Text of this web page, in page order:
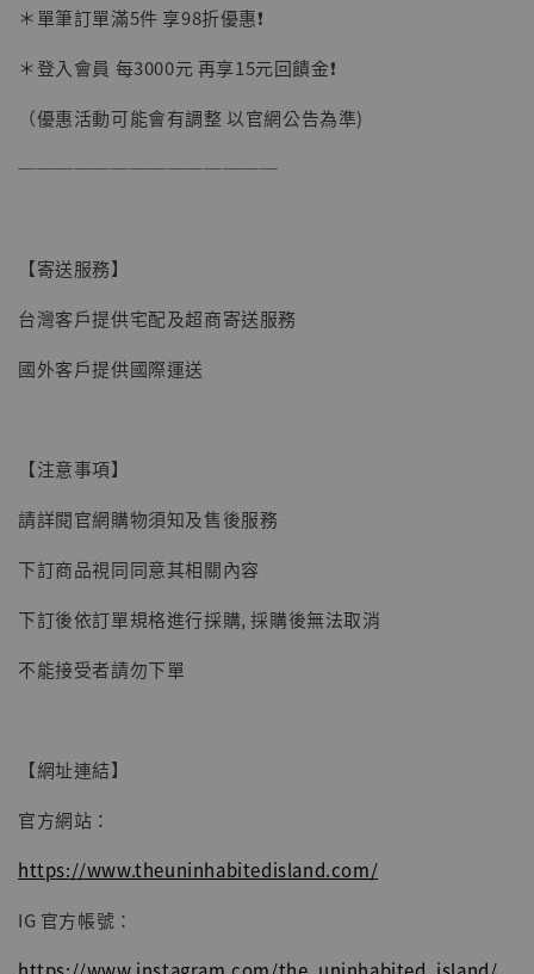
【現貨】BJSTUDIO 1/6系列可動蒐藏人偶 讓
NT$ 4,980
NT$ 5,300
加入購物車
＊單筆訂單滿5件 享98折優惠❗️
＊登入會員 每3000元 再享15元回饋金❗️
（優惠活動可能會有調整 以官網公告為準)
──────────────
【寄送服務】
台灣客戶提供宅配及超商寄送服務
國外客戶提供國際運送
【注意事項】
請詳閱官網購物須知及售後服務
下訂商品視同同意其相關內容
下訂後依訂單規格進行採購, 採購後無法取消
不能接受者請勿下單
【網址連結】
官方網站：
https://www.theuninhabitedisland.com/
IG 官方帳號：